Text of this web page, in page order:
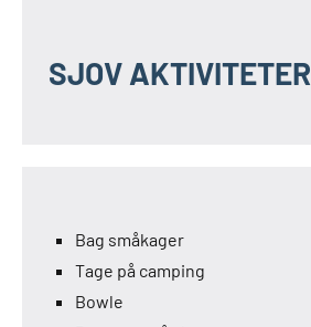
SJOV AKTIVITETER
Bag småkager
Tage på camping
Bowle